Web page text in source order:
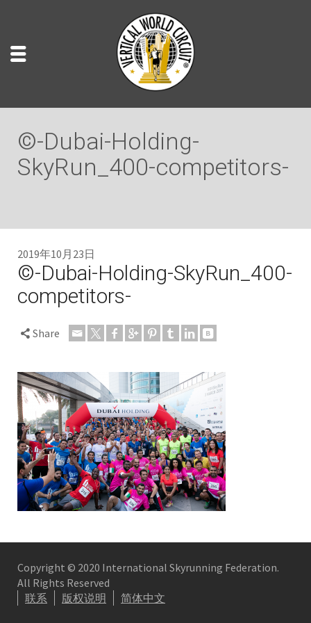
©-Dubai-Holding-
SkyRun_400-competitors-
2019年10月23日
©-Dubai-Holding-SkyRun_400-
competitors-
Share
Copyright © 2020 International Skyrunning Federation.
All Rights Reserved
联系
版权说明 简体中文